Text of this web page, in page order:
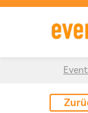
Skip to content